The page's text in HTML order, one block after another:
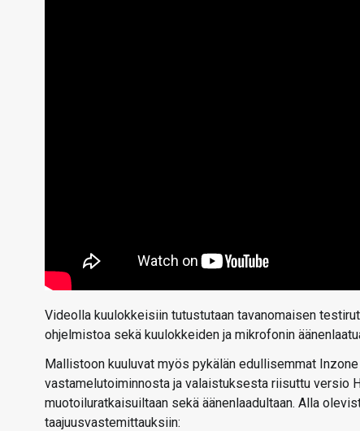
Videolla kuulokkeisiin tutustutaan tavanomaisen
ohjelmistoa sekä kuulokkeiden ja mikrofonin
Mallistoon kuuluvat myös pykälän edullisemmat
vastamelutoiminnosta ja valaistuksesta riisuttu versio
muotoiluratkaisuiltaan sekä äänenlaadultaan. Alla
taajuusvastemittauksiin: